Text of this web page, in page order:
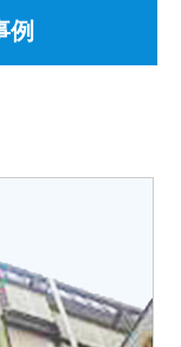
例